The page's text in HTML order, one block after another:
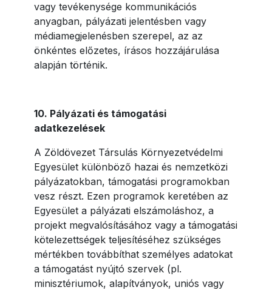
vagy tevékenysége kommunikációs
anyagban, pályázati jelentésben vagy
médiamegjelenésben szerepel, az az
önkéntes előzetes, írásos hozzájárulása
alapján történik.
10. Pályázati és támogatási
adatkezelések
A Zöldövezet Társulás Környezetvédelmi
Egyesület különböző hazai és nemzetközi
pályázatokban, támogatási programokban
vesz részt. Ezen programok keretében az
Egyesület a pályázati elszámoláshoz, a
projekt megvalósításához vagy a támogatási
kötelezettségek teljesítéséhez szükséges
mértékben továbbíthat személyes adatokat
a támogatást nyújtó szervek (pl.
minisztériumok, alapítványok, uniós vagy